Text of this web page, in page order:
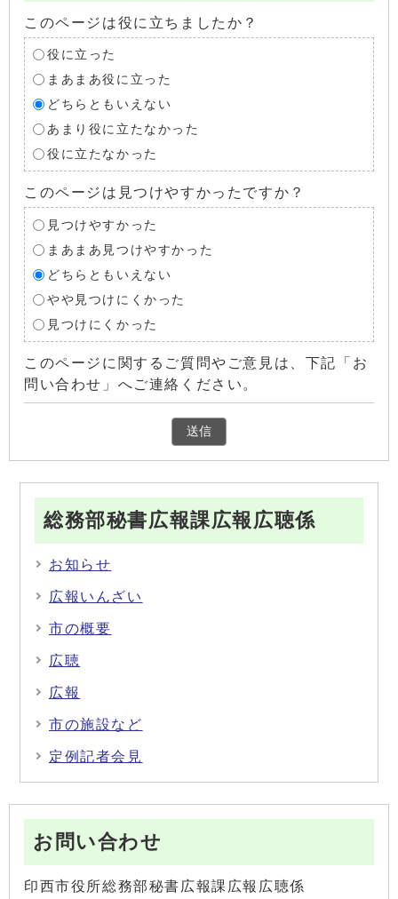
このページは役に立ちましたか？
役に立った
まあまあ役に立った
どちらともいえない
あまり役に立たなかった
役に立たなかった
このページは見つけやすかったですか？
見つけやすかった
まあまあ見つけやすかった
どちらともいえない
やや見つけにくかった
見つけにくかった
このページに関するご質問やご意見は、下記「お
問い合わせ」へご連絡ください。
総務部秘書広報課広報広聴係
お知らせ
広報いんざい
市の概要
広聴
広報
市の施設など
定例記者会見
お問い合わせ
印西市役所総務部秘書広報課広報広聴係